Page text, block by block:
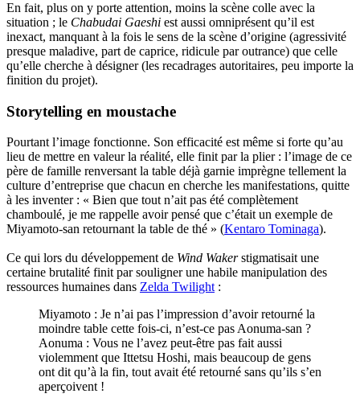
En fait, plus on y porte attention, moins la scène colle avec la
situation ; le Chabudai Gaeshi est aussi omniprésent qu’il est
inexact, manquant à la fois le sens de la scène d’origine (agressivité
presque maladive, part de caprice, ridicule par outrance) que celle
qu’elle cherche à désigner (les recadrages autoritaires, peu importe la
finition du projet).
Storytelling en moustache
Pourtant l’image fonctionne. Son efficacité est même si forte qu’au
lieu de mettre en valeur la réalité, elle finit par la plier : l’image de ce
père de famille renversant la table déjà garnie imprègne tellement la
culture d’entreprise que chacun en cherche les manifestations, quitte
à les inventer : « Bien que tout n’ait pas été complètement
chamboulé, je me rappelle avoir pensé que c’était un exemple de
Miyamoto-san retournant la table de thé » (Kentaro Tominaga).
Ce qui lors du développement de Wind Wakerstigmatisait une
certaine brutalité finit par souligner une habile manipulation des
ressources humaines dans Zelda Twilight:
Miyamoto : Je n’ai pas l’impression d’avoir retourné la
moindre table cette fois-ci, n’est-ce pas Aonuma-san ?
Aonuma : Vous ne l’avez peut-être pas fait aussi
violemment que Ittetsu Hoshi, mais beaucoup de gens
ont dit qu’à la fin, tout avait été retourné sans qu’ils s’en
aperçoivent !